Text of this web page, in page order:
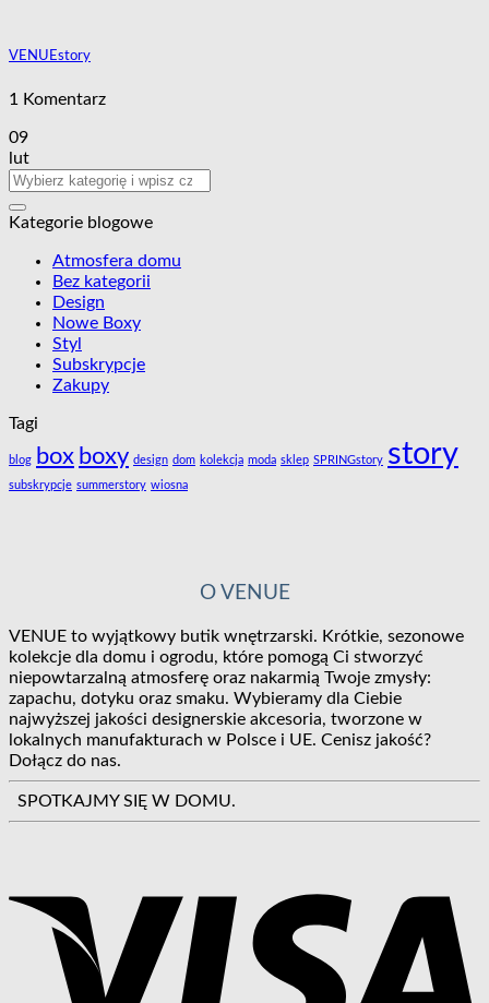
VENUEstory
1 Komentarz
09
lut
Kategorie blogowe
Atmosfera domu
Bez kategorii
Design
Nowe Boxy
Styl
Subskrypcje
Zakupy
Tagi
blog box boxy design dom kolekcja moda sklep SPRINGstory story
subskrypcje summerstory wiosna
O VENUE
VENUE to wyjątkowy butik wnętrzarski. Krótkie, sezonowe
kolekcje dla domu i ogrodu, które pomogą Ci stworzyć
niepowtarzalną atmosferę oraz nakarmią Twoje zmysły:
zapachu, dotyku oraz smaku. Wybieramy dla Ciebie
najwyższej jakości designerskie akcesoria, tworzone w
lokalnych manufakturach w Polsce i UE. Cenisz jakość?
Dołącz do nas.
SPOTKAJMY SIĘ W DOMU.